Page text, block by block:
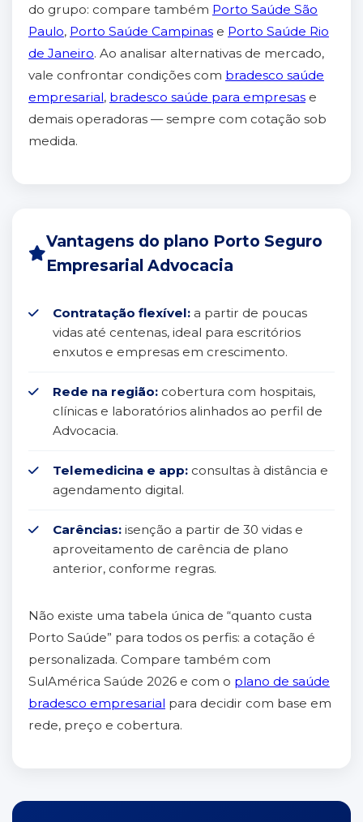
do grupo: compare também Porto Saúde São
Paulo, Porto Saúde Campinas e Porto Saúde Rio
de Janeiro. Ao analisar alternativas de mercado,
vale confrontar condições com bradesco saúde
empresarial, bradesco saúde para empresas e
demais operadoras — sempre com cotação sob
medida.
Vantagens do plano Porto Seguro
Empresarial Advocacia
Contratação flexível: a partir de poucas
vidas até centenas, ideal para escritórios
enxutos e empresas em crescimento.
Rede na região: cobertura com hospitais,
clínicas e laboratórios alinhados ao perfil de
Advocacia.
Telemedicina e app: consultas à distância e
agendamento digital.
Carências: isenção a partir de 30 vidas e
aproveitamento de carência de plano
anterior, conforme regras.
Não existe uma tabela única de “quanto custa
Porto Saúde” para todos os perfis: a cotação é
personalizada. Compare também com
SulAmérica Saúde 2026 e com o plano de saúde
bradesco empresarial para decidir com base em
rede, preço e cobertura.